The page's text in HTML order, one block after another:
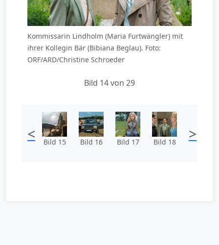
Kommissarin Lindholm (Maria Furtwängler) mit
ihrer Kollegin Bär (Bibiana Beglau). Foto:
ORF/ARD/Christine Schroeder
Bild 14 von 29
< Bild 15 Bild 16 Bild 17 Bild 18 >